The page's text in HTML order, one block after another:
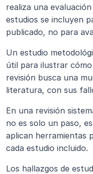
realiza una
estudios se incluyen
publicado, no para
Un estudio
útil para ilustrar
revisión busca una
literatura, con sus
En una revisión
no es solo un paso,
aplican herramientas
cada estudio incluido.
Los hallazgos de